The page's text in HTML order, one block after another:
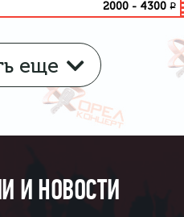
2000 - 4300 ₽
еще
И НОВОСТИ